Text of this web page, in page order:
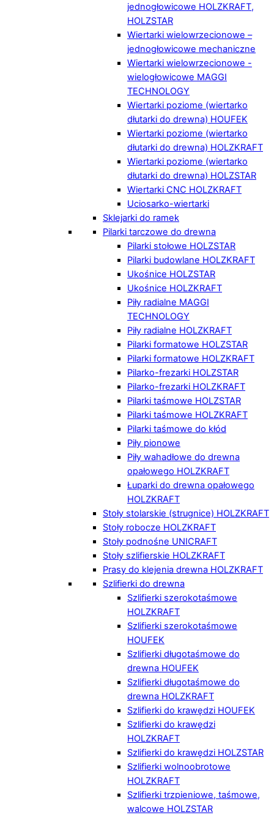
jednogłowicowe HOLZKRAFT,
HOLZSTAR
Wiertarki wielowrzecionowe –
jednogłowicowe mechaniczne
Wiertarki wielowrzecionowe -
wielogłowicowe MAGGI
TECHNOLOGY
Wiertarki poziome (wiertarko
dłutarki do drewna) HOUFEK
Wiertarki poziome (wiertarko
dłutarki do drewna) HOLZKRAFT
Wiertarki poziome (wiertarko
dłutarki do drewna) HOLZSTAR
Wiertarki CNC HOLZKRAFT
Uciosarko-wiertarki
Sklejarki do ramek
Pilarki tarczowe do drewna
Pilarki stołowe HOLZSTAR
Pilarki budowlane HOLZKRAFT
Ukośnice HOLZSTAR
Ukośnice HOLZKRAFT
Piły radialne MAGGI
TECHNOLOGY
Piły radialne HOLZKRAFT
Pilarki formatowe HOLZSTAR
Pilarki formatowe HOLZKRAFT
Pilarko-frezarki HOLZSTAR
Pilarko-frezarki HOLZKRAFT
Pilarki taśmowe HOLZSTAR
Pilarki taśmowe HOLZKRAFT
Pilarki taśmowe do kłód
Piły pionowe
Piły wahadłowe do drewna
opałowego HOLZKRAFT
Łuparki do drewna opałowego
HOLZKRAFT
Stoły stolarskie (strugnice) HOLZKRAFT
Stoły robocze HOLZKRAFT
Stoły podnośne UNICRAFT
Stoły szlifierskie HOLZKRAFT
Prasy do klejenia drewna HOLZKRAFT
Szlifierki do drewna
Szlifierki szerokotaśmowe
HOLZKRAFT
Szlifierki szerokotaśmowe
HOUFEK
Szlifierki długotaśmowe do
drewna HOUFEK
Szlifierki długotaśmowe do
drewna HOLZKRAFT
Szlifierki do krawędzi HOUFEK
Szlifierki do krawędzi
HOLZKRAFT
Szlifierki do krawędzi HOLZSTAR
Szlifierki wolnoobrotowe
HOLZKRAFT
Szlifierki trzpieniowe, taśmowe,
walcowe HOLZSTAR